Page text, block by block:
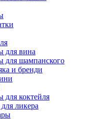
для вина
для шампанского
и бренди
коктейля
ликера